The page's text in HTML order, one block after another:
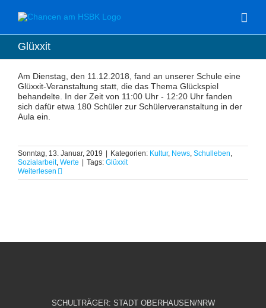
Inhalt
springen
Glüxxit
Am Dienstag, den 11.12.2018, fand an unserer Schule eine
Glüxxit-Veranstaltung statt, die das Thema Glückspiel
behandelte. In der Zeit von 11:00 Uhr - 12:20 Uhr fanden
sich dafür etwa 180 Schüler zur Schülerveranstaltung in der
Aula ein.
Sonntag, 13. Januar, 2019 Kategorien: Kultur, News, Schulleben,
Sozialarbeit, Werte Tags: Glüxxit
Weiterlesen
SCHULTRÄGER: STADT OBERHAUSEN/NRW